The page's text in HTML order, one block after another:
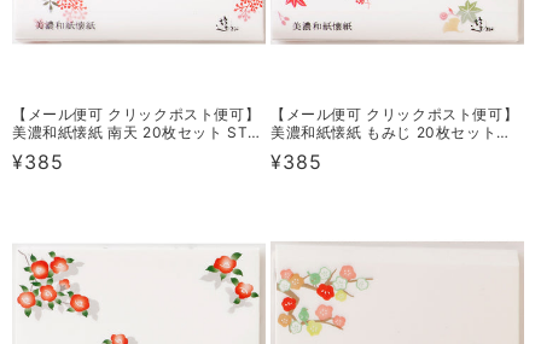
【メール便可 クリックポスト便可】
美濃和紙懐紙 南天 20枚セット ST-
通
格
¥385
【メール便可 クリックポスト便可】
美濃和紙懐紙 もみじ 20枚セット
通
格
¥385